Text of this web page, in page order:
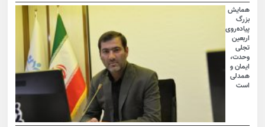
همایش
بزرگ
پیاده‌روی
اربعین
تجلی
وحدت،
ایمان و
همدلی
است